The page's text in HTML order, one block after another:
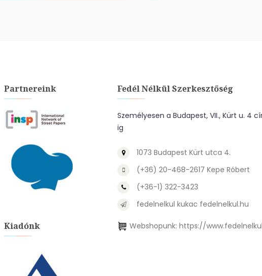
Partnereink
Kiadónk
Fedél Nélkül Szerkesztőség
Személyesen a Budapest, VII., Kürt u. 4
ig
1073 Budapest Kürt utca 4.
(+36) 20-468-2617 Kepe Róbert
(+36-1) 322-3423
fedelnelkul kukac fedelnelkul.hu
Webshopunk: https://